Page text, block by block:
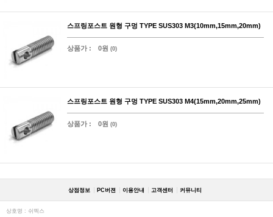
스프링포스트 원형 구멍 TYPE SUS303 M3(10mm,15mm,20mm)
상품가 : 0원 (0)
스프링포스트 원형 구멍 TYPE SUS303 M4(15mm,20mm,25mm)
상품가 : 0원 (0)
상점정보 PC버젼 이용안내 고객센터 커뮤니티
상호명 : 쉬멕스